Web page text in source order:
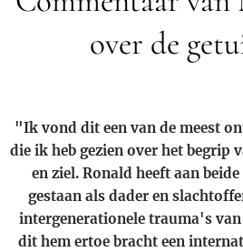
over de
"Ik vond dit een van de meest
die ik heb gezien over het begrip
en ziel. Ronald heeft aan
gestaan ​​als dader en
intergenerationele trauma's
dit hem ertoe bracht een